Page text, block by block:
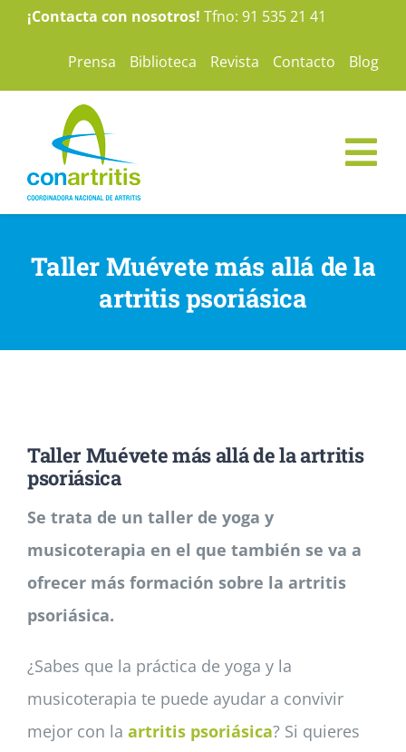
Saltar¡Contacta con nosotros! Tfno: 91 535 21 41
Prensa Biblioteca Revista Contacto Blog
Noticias
Colabora
Asóciate
Taller Muévete más allá de la
artritis psoriásica
Taller Muévete más allá de la artritis
psoriásica
Se trata de un taller de yoga y
musicoterapia en el que también se va a
ofrecer más formación sobre la artritis
psoriásica.
¿Sabes que la práctica de yoga y la
musicoterapia te puede ayudar a convivir
mejor con la artritis psoriásica? Si quieres